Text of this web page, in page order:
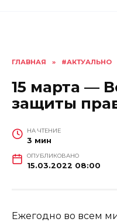
ГЛАВНАЯ » #АКТУАЛЬНО
15 марта —
защиты
НА ЧТЕНИЕ
3 мин
ОПУБЛИКОВАНО
15.03.2022 08:00
Ежегодно во всем